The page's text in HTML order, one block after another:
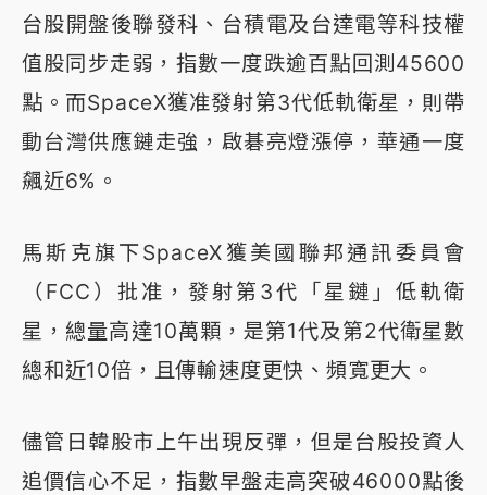
台股開盤後聯發科、台積電及台達電等科技權
值股同步走弱，指數一度跌逾百點回測45600
點。而SpaceX獲准發射第3代低軌衛星，則帶
動台灣供應鏈走強，啟碁亮燈漲停，華通一度
飆近6%。
馬斯克旗下SpaceX獲美國聯邦通訊委員會
（FCC）批准，發射第3代「星鏈」低軌衛
星，總量高達10萬顆，是第1代及第2代衛星數
總和近10倍，且傳輸速度更快、頻寬更大。
儘管日韓股市上午出現反彈，但是台股投資人
追價信心不足，指數早盤走高突破46000點後